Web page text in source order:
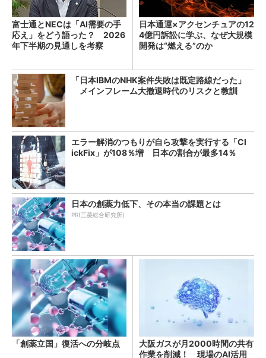
富士通とNECは「AI需要の手
応え」をどう語った？ 2026
年下半期の見通しを考察
日本通運×アクセンチュアの12
4億円訴訟に学ぶ、なぜ大規模
開発は“燃える”のか
「日本IBMのNHK案件失敗は既定路線だった」
メインフレーム大撤退時代のリスクと教訓
エラー解消のつもりが自ら攻撃を実行する「Cl
ickFix」が108％増 日本の割合が最多14％
日本の創薬力低下、その本当の課題とは
PR(三菱総合研究所)
「創薬立国」復活への分岐点
大阪ガスが月2000時間の共有
作業を削減！ 現場のAI活用